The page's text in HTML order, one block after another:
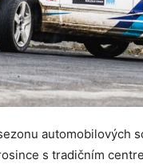
automobilových
s tradičním